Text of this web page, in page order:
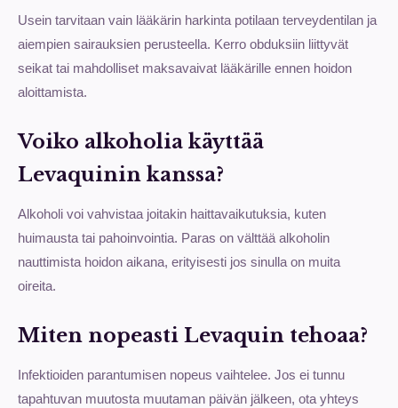
Usein tarvitaan vain lääkärin harkinta potilaan terveydentilan ja
aiempien sairauksien perusteella. Kerro obduksiin liittyvät
seikat tai mahdolliset maksavaivat lääkärille ennen hoidon
aloittamista.
Voiko alkoholia käyttää
Levaquinin kanssa?
Alkoholi voi vahvistaa joitakin haittavaikutuksia, kuten
huimausta tai pahoinvointia. Paras on välttää alkoholin
nauttimista hoidon aikana, erityisesti jos sinulla on muita
oireita.
Miten nopeasti Levaquin tehoaa?
Infektioiden parantumisen nopeus vaihtelee. Jos ei tunnu
tapahtuvan muutosta muutaman päivän jälkeen, ota yhteys